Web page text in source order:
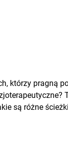
którzy pragną
są różne